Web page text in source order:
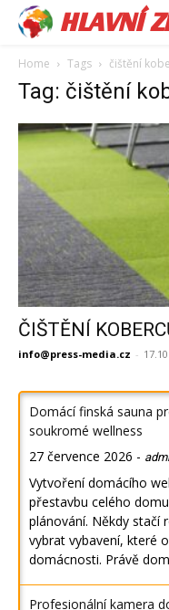
HLAVNÍ
Home Tags čištění
Tag: čištění
ČIŠTĚNÍ
info@press-media.cz -
Domácí finská sauna
soukromé wellness
27 července 2026 -
Vytvoření domácího
přestavbu celého
plánování. Někdy stačí
vybrat vybavení, které
domácnosti. Právě
Profesionální kamera